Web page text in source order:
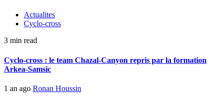
Actualites
Cyclo-cross
3 min read
Cyclo-cross : le team Chazal-Canyon repris par la formation
Arkea-Samsic
1 an ago Ronan Houssin